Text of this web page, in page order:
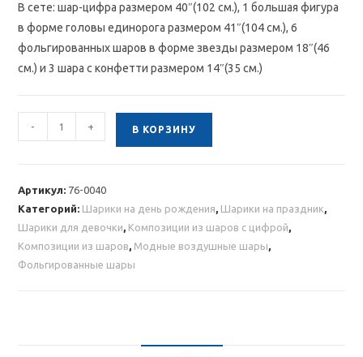
В сете: шар-цифра размером 40″(102 см.), 1 большая фигура
в форме головы единорога размером 41″(104 см.), 6
фольгированных шаров в форме звезды размером 18″(46
см.) и 3 шара с конфетти размером 14″(35 см.)
Количество
товара
единорогом
и
цифрой
- + В КОРЗИНУ
Артикул: 76-0040
Категорий: Шарики на день рождения, Шарики на праздник,
Шарики для девочки, Композиции из шаров с цифрой,
Композиции из шаров, Модные воздушные шары,
Фольгированные шары